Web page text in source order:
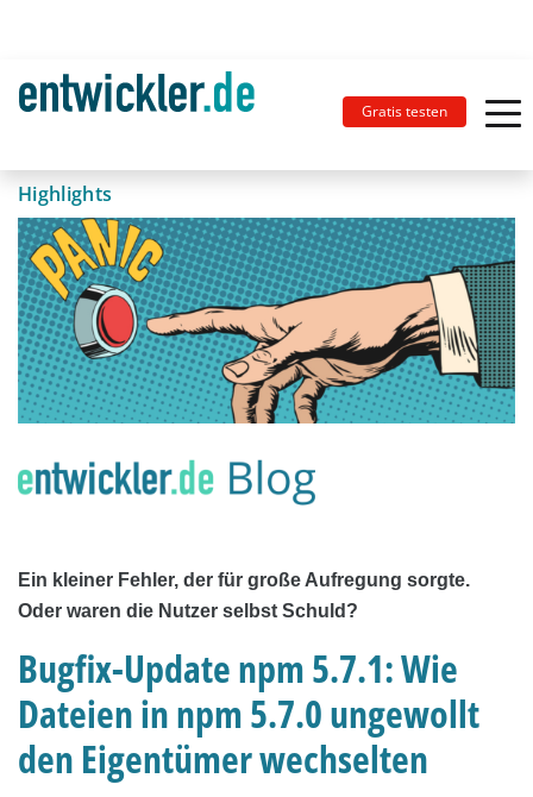
Gratis testen
Highlights
Ein kleiner Fehler, der für große Aufregung sorgte.
Oder waren die Nutzer selbst Schuld?
Bugfix-Update npm 5.7.1: Wie
Dateien in npm 5.7.0 ungewollt
den Eigentümer wechselten